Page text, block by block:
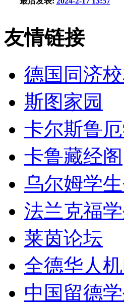
友情链接
德国同济
斯图家园
卡尔斯鲁
卡鲁藏经阁
乌尔姆学
法兰克福
莱茵论坛
全德华人
中国留德